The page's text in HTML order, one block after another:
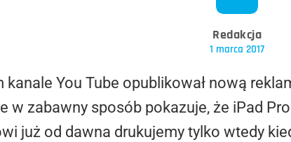
Redakcja
1 marca 2017
kanale You Tube opublikował nową
w zabawny sposób pokazuje, że iPad
już od dawna drukujemy tylko wtedy